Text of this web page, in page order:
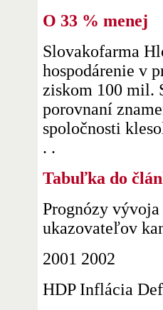
O 33 % menej
Slovakofarma
hospodárenie v
ziskom 100 mil.
porovnaní
spoločnosti
. .
Tabuľka do
Prognózy
ukazovateľov
2001 2002
HDP Inflácia